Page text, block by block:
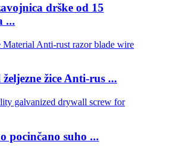
drške od 15
...
žice Anti-rus ...
pocinčano suho ...